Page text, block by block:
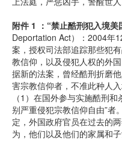
附件 1 ：“禁止酷刑犯入境美
Deportation Act）：2004年
案，授权司法部追踪那些犯
教信仰，以及侵犯人权的外
据新的法案，曾经酷刑折磨
害宗教信仰者，不准此种人
（1）在国外参与实施酷刑
别严重侵犯宗教信仰自由”
定，外国政府官员在过去的
为，他们以及他们的家属和子